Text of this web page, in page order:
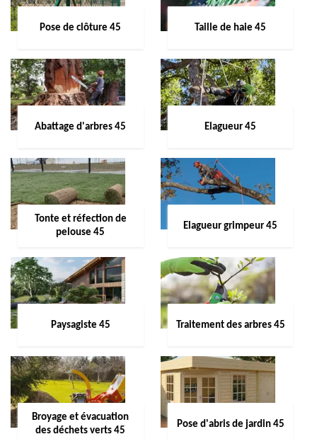
Pose de clôture 45 Taille de haie 45
Abattage d'arbres 45 Elagueur 45
Tonte et réfection de
pelouse 45
Elagueur grimpeur 45
Paysagiste 45 Traitement des arbres 45
Broyage et évacuation
des déchets verts 45
Pose d'abris de jardin 45